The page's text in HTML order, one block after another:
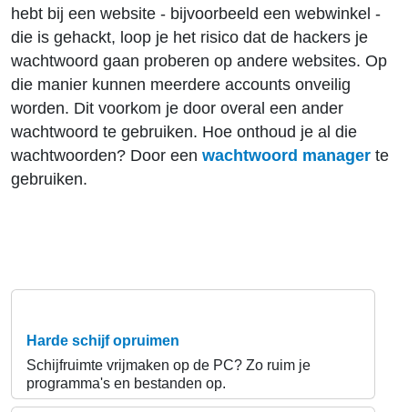
hebt bij een website - bijvoorbeeld een webwinkel -
die is gehackt, loop je het risico dat de hackers je
wachtwoord gaan proberen op andere websites. Op
die manier kunnen meerdere accounts onveilig
worden. Dit voorkom je door overal een ander
wachtwoord te gebruiken. Hoe onthoud je al die
wachtwoorden? Door een wachtwoord manager te
gebruiken.
Harde schijf opruimen
Schijfruimte vrijmaken op de PC? Zo ruim je
programma's en bestanden op.